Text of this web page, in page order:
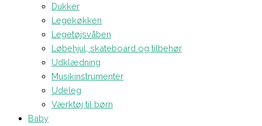
Dukker
Legekøkken
Legetøjsvåben
Løbehjul, skateboard og tilbehør
Udklædning
Musikinstrumenter
Udeleg
Værktøj til børn
Baby